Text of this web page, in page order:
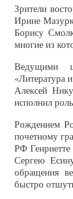
Зрители
Ирине
Борису
многие из
Ведущими
«Литература
Алексей
исполнил
Рождением
почетному
РФ
Сергею
обращения
быстро